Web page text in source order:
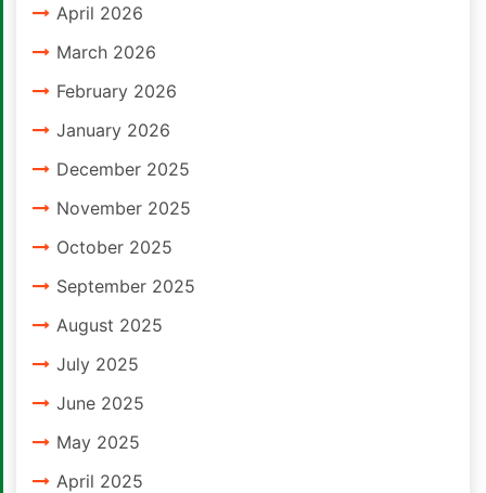
April 2026
March 2026
February 2026
January 2026
December 2025
November 2025
October 2025
September 2025
August 2025
July 2025
June 2025
May 2025
April 2025